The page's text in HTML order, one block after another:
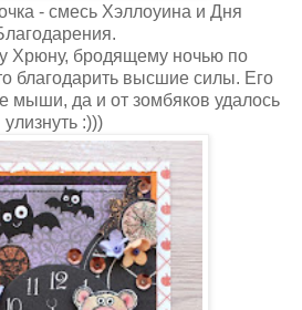
- смесь Хэллоуина и Дня
Хрюну, бродящему ночью по
благодарить высшие силы. Его
мыши, да и от зомбяков удалось
улизнуть :)))